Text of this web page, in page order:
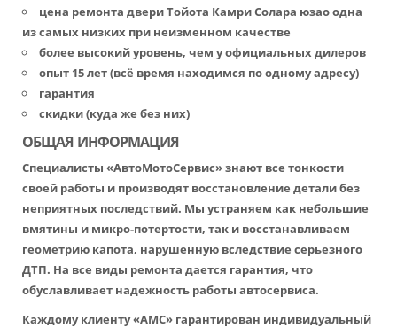
цена ремонта двери Тойота Камри Солара юзао одна
из самых низких при неизменном качестве
более высокий уровень, чем у официальных дилеров
опыт 15 лет (всё время находимся по одному адресу)
гарантия
скидки (куда же без них)
ОБЩАЯ ИНФОРМАЦИЯ
Специалисты «АвтоМотоСервис» знают все тонкости
своей работы и производят восстановление детали без
неприятных последствий. Мы устраняем как небольшие
вмятины и микро-потертости, так и восстанавливаем
геометрию капота, нарушенную вследствие серьезного
ДТП. На все виды ремонта дается гарантия, что
обуславливает надежность работы автосервиса.
Каждому клиенту «АМС» гарантирован индивидуальный